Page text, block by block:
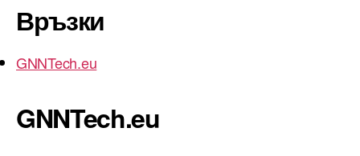
Връзки
GNNTech.eu
GNNTech.eu